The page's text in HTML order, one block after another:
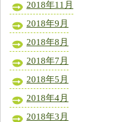
2018年11月
2018年9月
2018年8月
2018年7月
2018年5月
2018年4月
2018年3月